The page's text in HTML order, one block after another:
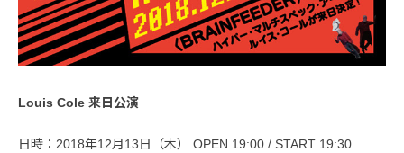
Louis Cole 来日公演
日時：2018年12月13日（木） OPEN 19:00 / START 19:30